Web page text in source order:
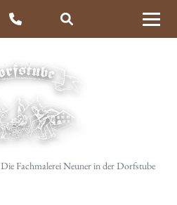
Die Fachmalerei Neuner in der Dorfstube